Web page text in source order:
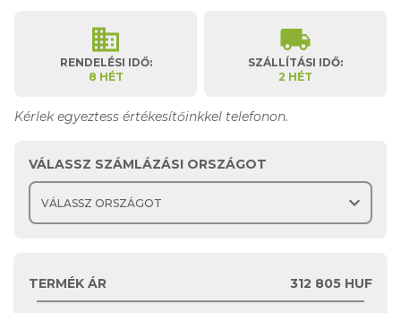
Kérlek egyeztess értékesítőinkkel telefonon.
business
RENDELÉSI IDŐ:
8 HÉT
local_shipping
SZÁLLÍTÁSI IDŐ:
2 HÉT
VÁLASSZ SZÁMLÁZÁSI ORSZÁGOT
expand_more
TERMÉK ÁR 312 805 HUF